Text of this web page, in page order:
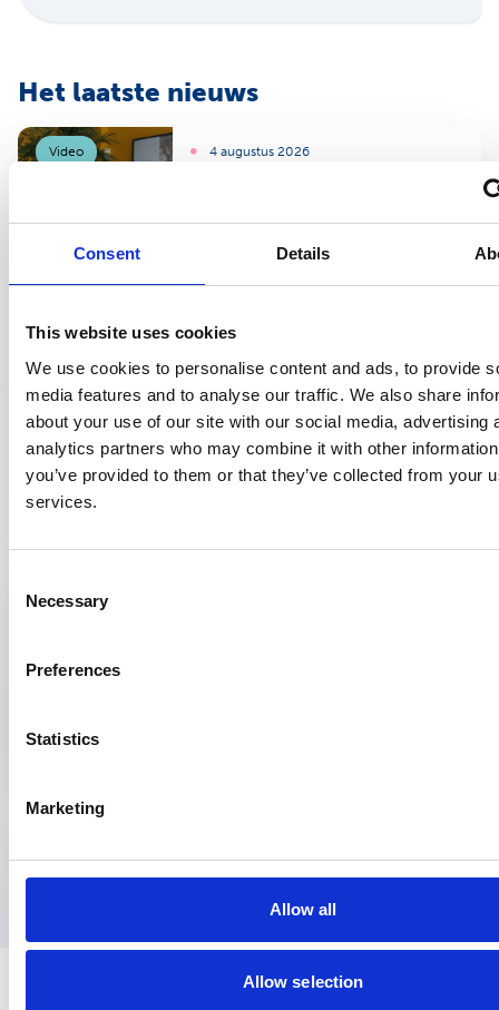
Consent Details
This website uses cookies
We use cookies to personalise content and ads, to provide
media features and to analyse our traffic. We also share
about your use of our site with our social media, advertising
analytics partners who may combine it with other
you’ve provided to them or that they’ve collected from your
services.
Selection
Necessary
Preferences
Statistics
Marketing
Allow all
Allow selection
Het laatste nieuws
Video 4 augustus 2026
Wat is de rol van de
bedrijfsarts bij
neurologische
aandoeningen?